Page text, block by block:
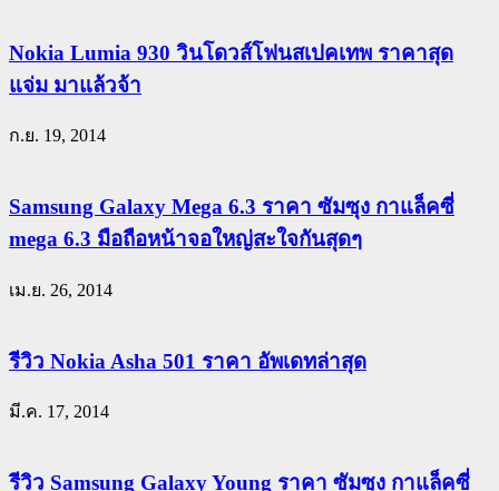
Nokia Lumia 930 วินโดวส์โฟนสเปคเทพ ราคาสุด
แจ่ม มาแล้วจ้า
ก.ย. 19, 2014
Samsung Galaxy Mega 6.3 ราคา ซัมซุง กาแล็คซี่
mega 6.3 มือถือหน้าจอใหญ่สะใจกันสุดๆ
เม.ย. 26, 2014
รีวิว Nokia Asha 501 ราคา อัพเดทล่าสุด
มี.ค. 17, 2014
รีวิว Samsung Galaxy Young ราคา ซัมซุง กาแล็คซี่